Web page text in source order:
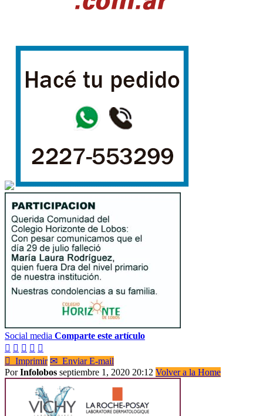
Social media Comparte este artículo
    
 Imprimir ✉ Enviar E-mail
PorInfolobos septiembre 1, 2020 20:12 Volver a la Home